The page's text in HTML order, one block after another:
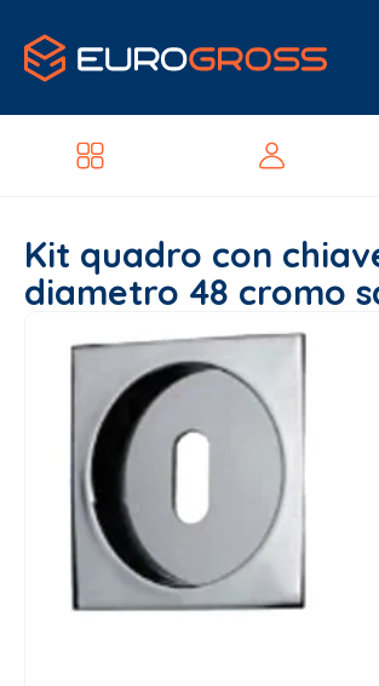
Kit quadro con
diametro 48 cromo